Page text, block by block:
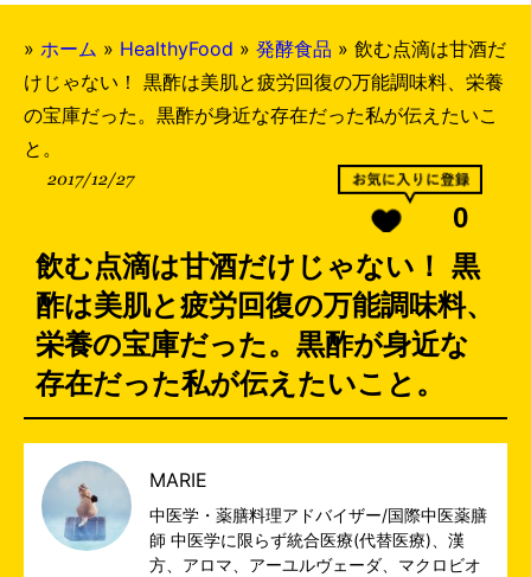
» ホーム » HealthyFood » 発酵食品 » 飲む点滴は甘酒だ
けじゃない！ 黒酢は美肌と疲労回復の万能調味料、栄養
の宝庫だった。黒酢が身近な存在だった私が伝えたいこ
と。
2017/12/27
0
飲む点滴は甘酒だけじゃない！ 黒
酢は美肌と疲労回復の万能調味料、
栄養の宝庫だった。黒酢が身近な
存在だった私が伝えたいこと。
MARIE
中医学・薬膳料理アドバイザー/国際中医薬膳
師 中医学に限らず統合医療(代替医療)、漢
方、アロマ、アーユルヴェーダ、マクロビオ